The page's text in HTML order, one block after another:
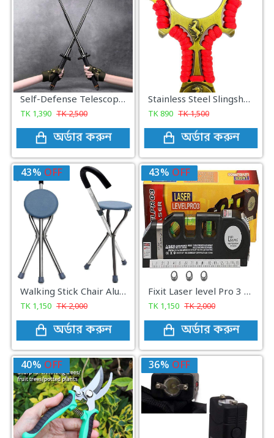
Self-Defense Telescopic Gear Stick
TK 1,390 TK2,500
অর্ডার করুন
Stainless Steel Slingshot – হাই প্রিসিশন আউটডোর শুটিং টুল
TK890 TK1,500
অর্ডার করুন
43% OFF
Walking Stick Chair Aluminum Folding Elderly Walker Cane With Seat Walking Stick
TK 1,150 TK2,000
অর্ডার করুন
43% OFF
Fixit Laser level Pro 3 Multipurpose Measuring Tape Meter
TK 1,150 TK2,000
অর্ডার করুন
40% OFF 36% OFF